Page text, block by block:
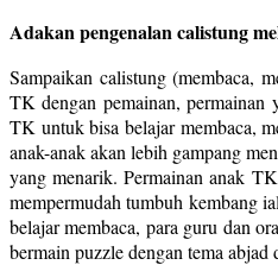
Adakan pengenalan calistung
Sampaikan calistung (membaca,
TK dengan pemainan, permainan
TK untuk bisa belajar membaca,
anak-anak akan lebih gampang
yang menarik. Permainan anak
mempermudah tumbuh kembang
belajar membaca, para guru dan
bermain puzzle dengan tema abjad